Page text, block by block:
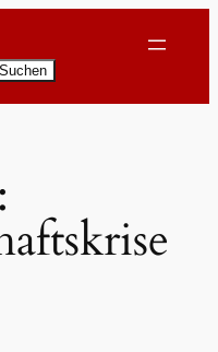
Suchen